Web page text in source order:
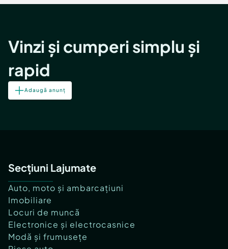
Vinzi și cumperi simplu și
rapid
Adaugă anunț
Secțiuni Lajumate
Auto, moto și ambarcațiuni
Imobiliare
Locuri de muncă
Electronice și electrocasnice
Modă și frumusețe